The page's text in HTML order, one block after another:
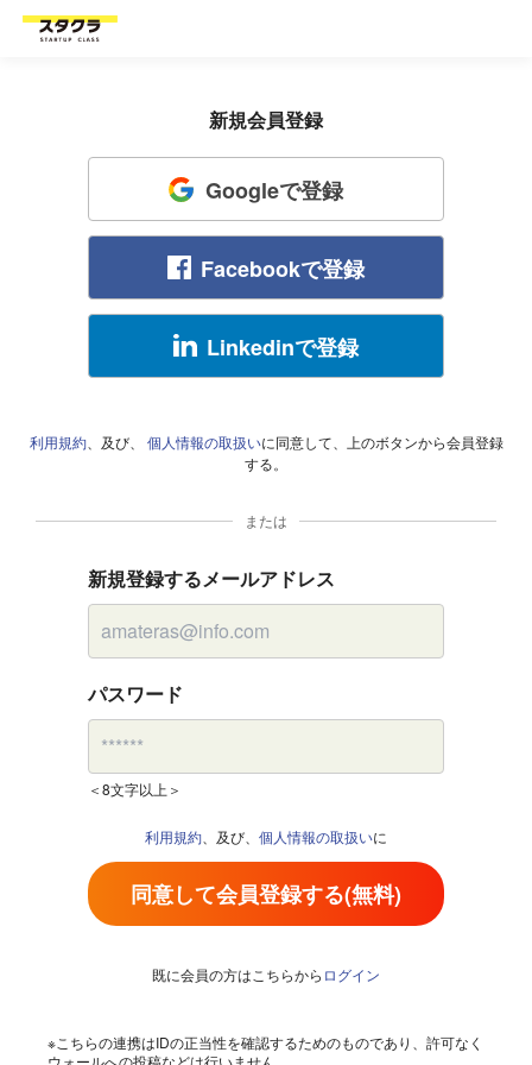
新規会員登録
Googleで登録
Facebookで登録
Linkedinで登録
利用規約、及び、 個人情報の取扱いに同意して、上のボタンから会員登録
する。
または
新規登録するメールアドレス
パスワード
＜8文字以上＞
利用規約 、及び、 個人情報の取扱いに
同意して会員登録する(無料)
既に会員の方はこちらから ログイン
※こちらの連携はIDの正当性を確認するためのものであり、許可なく
ウォールへの投稿などは行いません。